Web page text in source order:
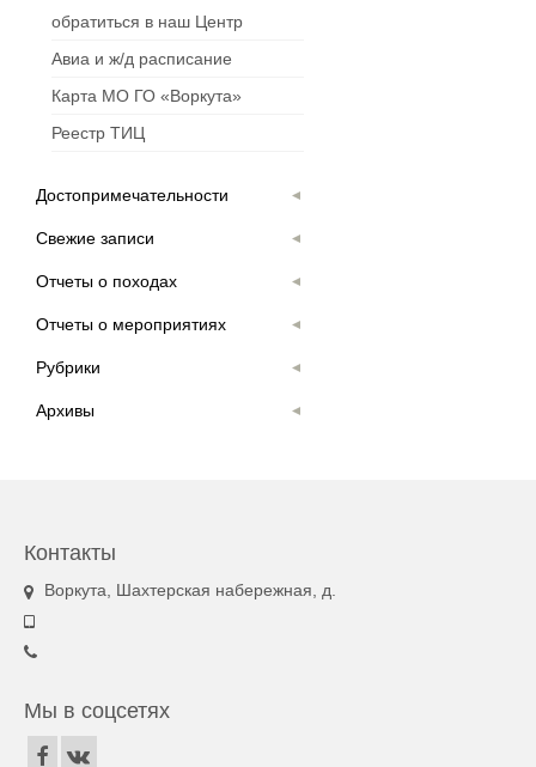
обратиться в наш Центр
Авиа и ж/д расписание
Карта МО ГО «Воркута»
Реестр ТИЦ
Достопримечательности
Свежие записи
Отчеты о походах
Отчеты о мероприятиях
Рубрики
Архивы
Контакты
Воркута, Шахтерская набережная, д.
Мы в соцсетях